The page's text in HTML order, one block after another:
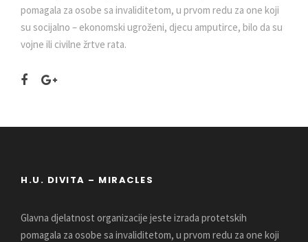
pomagala za osobe sa invaliditetom, u prvom redu za one koji
su socijalno – ekonomski ugroženi, djecu amputirce, bilo da su
vojne ili civilne žrtve rata.
H.U. DIVITA – MIRACLES
Glavna djelatnost organizacije jeste izrada protetskih
pomagala za osobe sa invaliditetom, u prvom redu za one koji